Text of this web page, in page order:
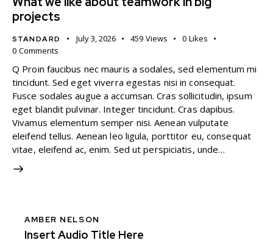
projects
STANDARD July 3, 2026 459 Views 0 Likes
0 Comments
Q Proin faucibus nec mauris a sodales, sed elementum mi
tincidunt. Sed eget viverra egestas nisi in consequat.
Fusce sodales augue a accumsan. Cras sollicitudin, ipsum
eget blandit pulvinar. Integer tincidunt. Cras dapibus.
Vivamus elementum semper nisi. Aenean vulputate
eleifend tellus. Aenean leo ligula, porttitor eu, consequat
vitae, eleifend ac, enim. Sed ut perspiciatis, unde…
AMBER NELSON
Insert Audio Title Here